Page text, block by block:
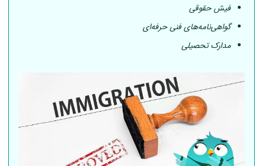
فیش حقوقی
گواهی‌نامه‌های فنی حرفه‌ای
مدارک تحصیلی